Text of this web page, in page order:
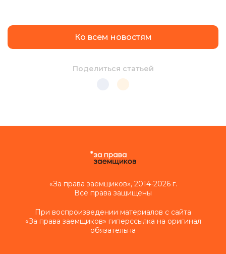
Ко всем новостям
Поделиться статьей
«За права заемщиков», 2014-2026 г.
Все права защищены
При воспроизведении материалов с сайта
«За права заемщиков» гиперссылка на оригинал
обязательна